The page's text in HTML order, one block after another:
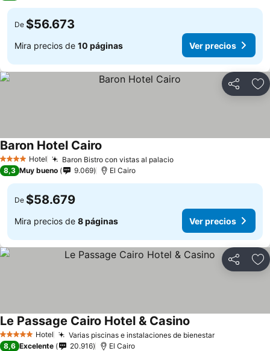
De $56.673
Mira precios de 10 páginas Ver precios
Compartir
4 EstrellasHotel Baron Bistro con vistas al palacio
Baron Hotel Cairo
8,3 Muy bueno 9.069 El Cairo
De $58.679
Mira precios de 8 páginas Ver precios
Compartir
5 Estrellas Hotel Varias piscinas e instalaciones de bienestar
Le Passage Cairo Hotel & Casino
8,6 Excelente 20.916 El Cairo